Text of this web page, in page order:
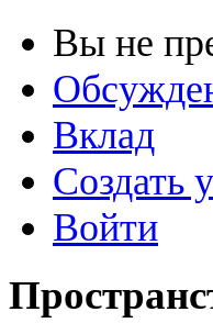
Вы не
Вклад
Создать
Войти